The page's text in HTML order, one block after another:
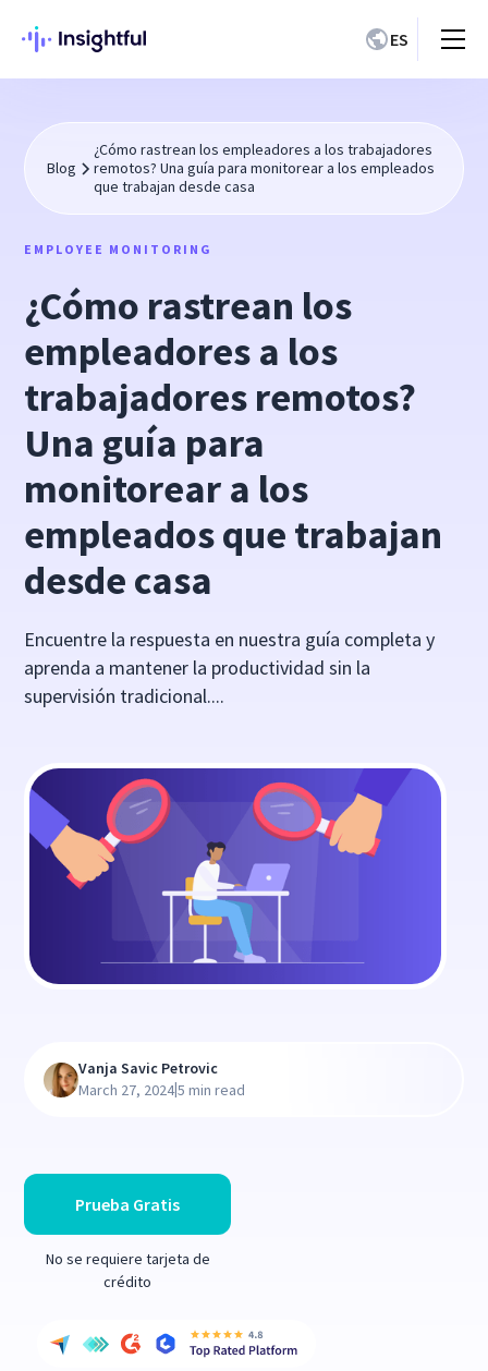
ES
Blog
¿Cómo rastrean los empleadores a los trabajadores
remotos? Una guía para monitorear a los empleados
que trabajan desde casa
EMPLOYEE MONITORING
¿Cómo rastrean los
empleadores a los
trabajadores remotos?
Una guía para
monitorear a los
empleados que trabajan
desde casa
Encuentre la respuesta en nuestra guía completa y
aprenda a mantener la productividad sin la
supervisión tradicional....
Prueba Gratis
No se requiere tarjeta de
crédito
Vanja Savic Petrovic
March 27, 2024|5 min read